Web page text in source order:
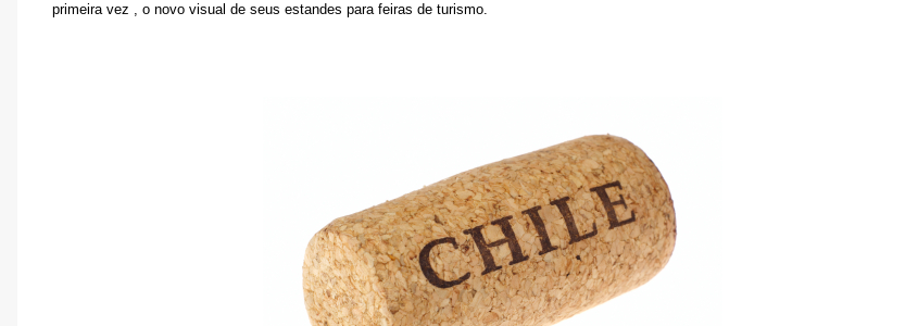
primeira vez , o novo visual de seus estandes para feiras de turismo.